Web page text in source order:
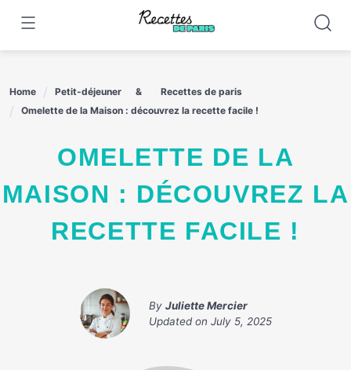
content
Home Petit-déjeuner
Recettes de paris
Omelette de la Maison : découvrez la recette facile !
OMELETTE DE LA
MAISON : DÉCOUVREZ LA
RECETTE FACILE !
By Juliette Mercier
Updated on July 5, 2025